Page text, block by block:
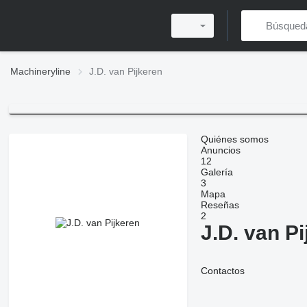
Machineryline J.D. van Pijkeren
Quiénes somos
Anuncios
12
Galería
3
Mapa
Reseñas
2
J.D. van
Contactos